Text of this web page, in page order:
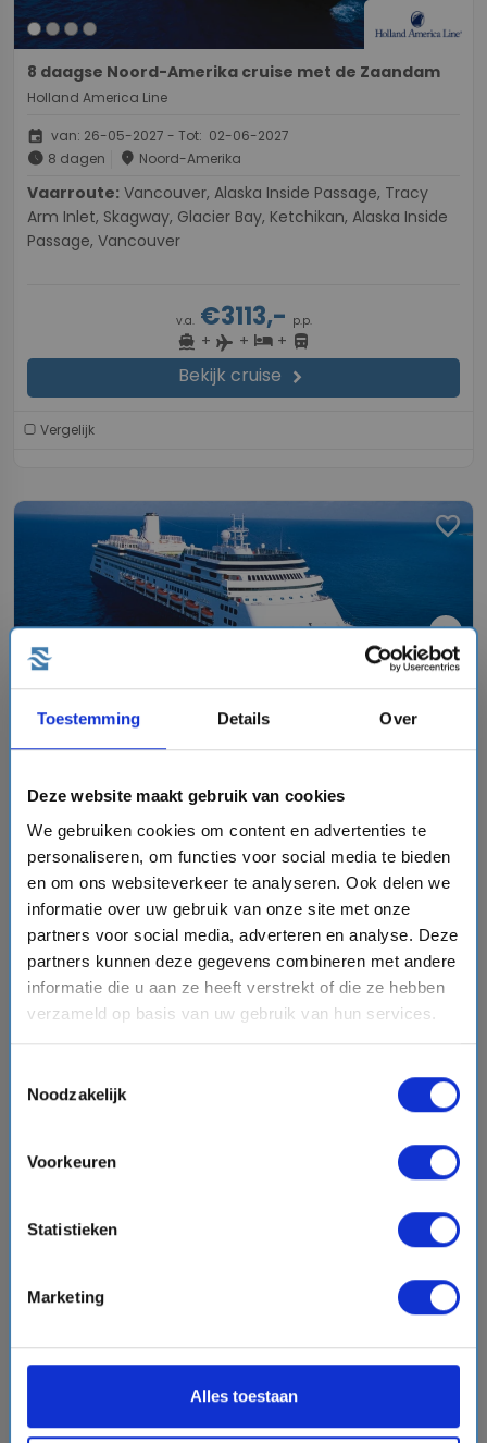
Toestemming Details Over
Deze website maakt gebruik van cookies
We gebruiken cookies om content en advertenties te
personaliseren, om functies voor social media te bieden
en om ons websiteverkeer te analyseren. Ook delen we
informatie over uw gebruik van onze site met onze
partners voor social media, adverteren en analyse. Deze
partners kunnen deze gegevens combineren met andere
informatie die u aan ze heeft verstrekt of die ze hebben
verzameld op basis van uw gebruik van hun services.
Noodzakelijk
Voorkeuren
Statistieken
Marketing
Alles toestaan
8 daagse Noord-Amerika cruise met de Zaandam
Holland America Line
event van: 26-05-2027 - Tot: 02-06-2027
schedule 8 dagen place Noord-Amerika
Vaarroute:
Arm Inlet, Skagway, Glacier Bay, Ketchikan, Alaska Inside
Passage, Vancouver
v.a.€3113,- p.p.
directions_boat + flight + hotel+ directions_bus
Bekijk cruise chevron_right
Vergelijk
favorite
chevron_right
Holland America Line
eventvan: 09-06-2027 - Tot: 16-06-2027
schedule8 dagen placeNoord-Amerika
Vaarroute:Vancouver, Alaska Inside Passage, Tracy
Arm Inlet, Skagway, Glacier Bay, Ketchikan, Alaska Inside
Passage, Vancouver
v.a.€2357,- p.p.
favorite